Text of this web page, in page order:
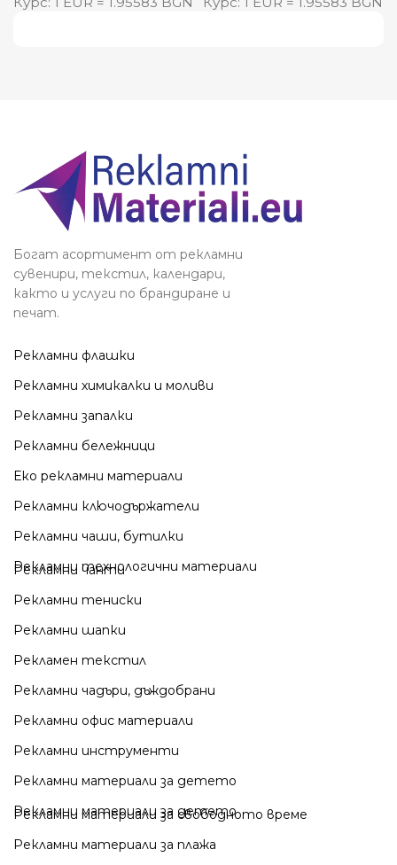
Богат асортимент от рекламни
сувенири, текстил, календари,
както и услуги по брандиране и
печат.
Рекламни флашки
Рекламни химикалки и моливи
Рекламни запалки
Рекламни бележници
Еко рекламни материали
Рекламни ключодържатели
Рекламни чаши, бутилки
Рекламни технологични материали
Рекламни чанти
Рекламни тениски
Рекламни шапки
Рекламен текстил
Рекламни чадъри, дъждобрани
Рекламни офис материали
Рекламни инструменти
Рекламни материали за детето
Рекламни материали за детето
Рекламни материали за свободното време
Рекламни материали за плажа